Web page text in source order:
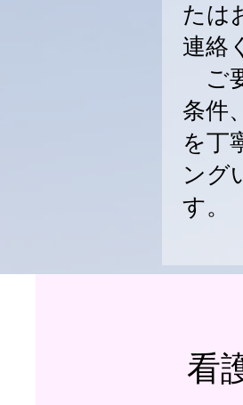
たは
連絡
ご
条件
を丁
ング
す。
看